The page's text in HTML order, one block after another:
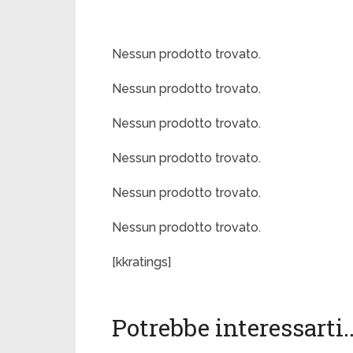
Nessun prodotto trovato.
Nessun prodotto trovato.
Nessun prodotto trovato.
Nessun prodotto trovato.
Nessun prodotto trovato.
Nessun prodotto trovato.
[kkratings]
Potrebbe